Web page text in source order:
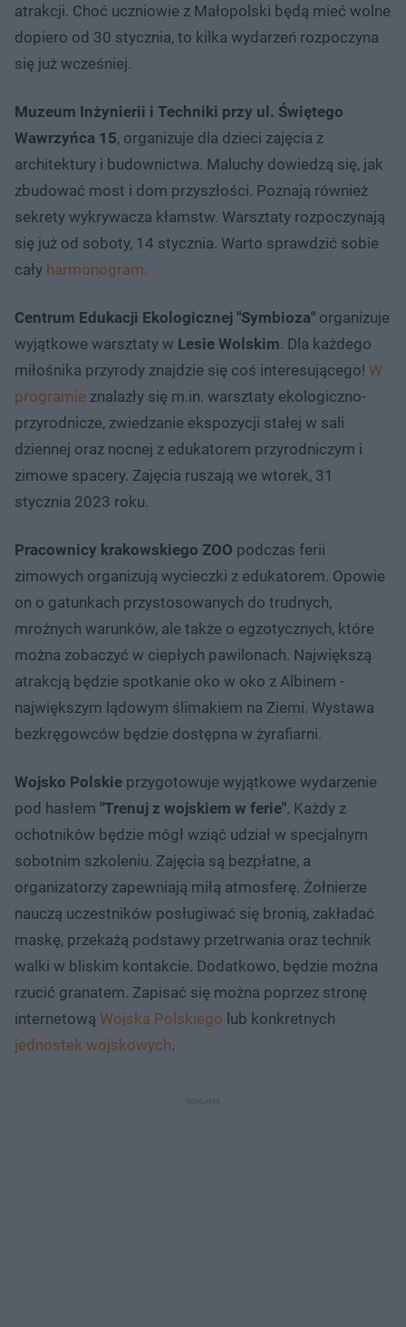
atrakcji. Choć uczniowie z Małopolski będą mieć wolne
dopiero od 30 stycznia, to kilka wydarzeń rozpoczyna
się już wcześniej.
Muzeum Inżynierii i Techniki przy ul. Świętego
Wawrzyńca 15, organizuje dla dzieci zajęcia z
architektury i budownictwa. Maluchy dowiedzą się, jak
zbudować most i dom przyszłości. Poznają również
sekrety wykrywacza kłamstw. Warsztaty rozpoczynają
się już od soboty, 14 stycznia. Warto sprawdzić sobie
cały harmonogram.
Centrum Edukacji Ekologicznej "Symbioza" organizuje
wyjątkowe warsztaty w Lesie Wolskim. Dla każdego
miłośnika przyrody znajdzie się coś interesującego! W
programie znalazły się m.in. warsztaty ekologiczno-
przyrodnicze, zwiedzanie ekspozycji stałej w sali
dziennej oraz nocnej z edukatorem przyrodniczym i
zimowe spacery. Zajęcia ruszają we wtorek, 31
stycznia 2023 roku.
Pracownicy krakowskiego ZOO podczas ferii
zimowych organizują wycieczki z edukatorem. Opowie
on o gatunkach przystosowanych do trudnych,
mroźnych warunków, ale także o egzotycznych, które
można zobaczyć w ciepłych pawilonach. Największą
atrakcją będzie spotkanie oko w oko z Albinem -
największym lądowym ślimakiem na Ziemi. Wystawa
bezkręgowców będzie dostępna w żyrafiarni.
Wojsko Polskie przygotowuje wyjątkowe wydarzenie
pod hasłem "Trenuj z wojskiem w ferie". Każdy z
ochotników będzie mógł wziąć udział w specjalnym
sobotnim szkoleniu. Zajęcia są bezpłatne, a
organizatorzy zapewniają miłą atmosferę. Żołnierze
nauczą uczestników posługiwać się bronią, zakładać
maskę, przekażą podstawy przetrwania oraz technik
walki w bliskim kontakcie. Dodatkowo, będzie można
rzucić granatem. Zapisać się można poprzez stronę
internetową Wojska Polskiego lub konkretnych
jednostek wojskowych.